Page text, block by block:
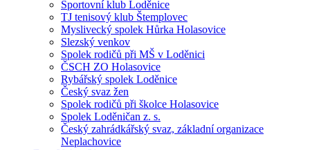
Sportovní klub Loděnice
TJ tenisový klub Štemplovec
Myslivecký spolek Hůrka Holasovice
Slezský venkov
Spolek rodičů při MŠ v Loděnici
ČSCH ZO Holasovice
Rybářský spolek Loděnice
Český svaz žen
Spolek rodičů při školce Holasovice
Spolek Loděničan z. s.
Český zahrádkářský svaz, základní organizace
Neplachovice